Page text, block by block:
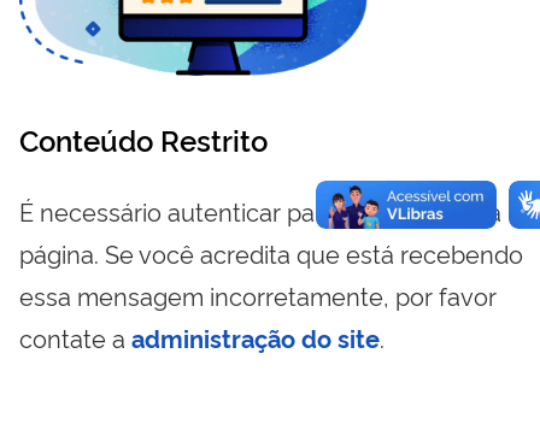
Conteúdo Restrito
É necessário autenticar para visualizar essa
página. Se você acredita que está recebendo
essa mensagem incorretamente, por favor
contate a administração do site.